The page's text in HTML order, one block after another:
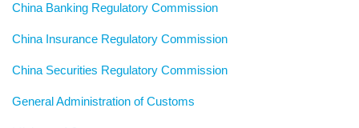
China Banking Regulatory Commission
China Insurance Regulatory Commission
China Securities Regulatory Commission
General Administration of Customs